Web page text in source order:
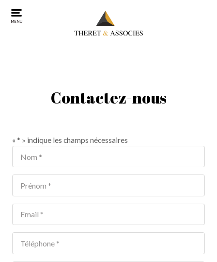
MENU
Contactez-nous
« * » indique les champs nécessaires